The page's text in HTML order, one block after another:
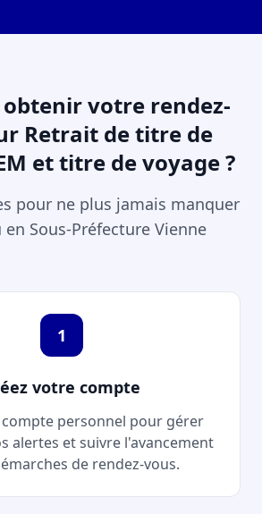
votre rendez-
Retrait de titre de
et titre de voyage ?
pour ne plus jamais manquer
en Sous-Préfecture Vienne
1
votre compte
compte personnel pour gérer
alertes et suivre l'avancement
de rendez-vous.